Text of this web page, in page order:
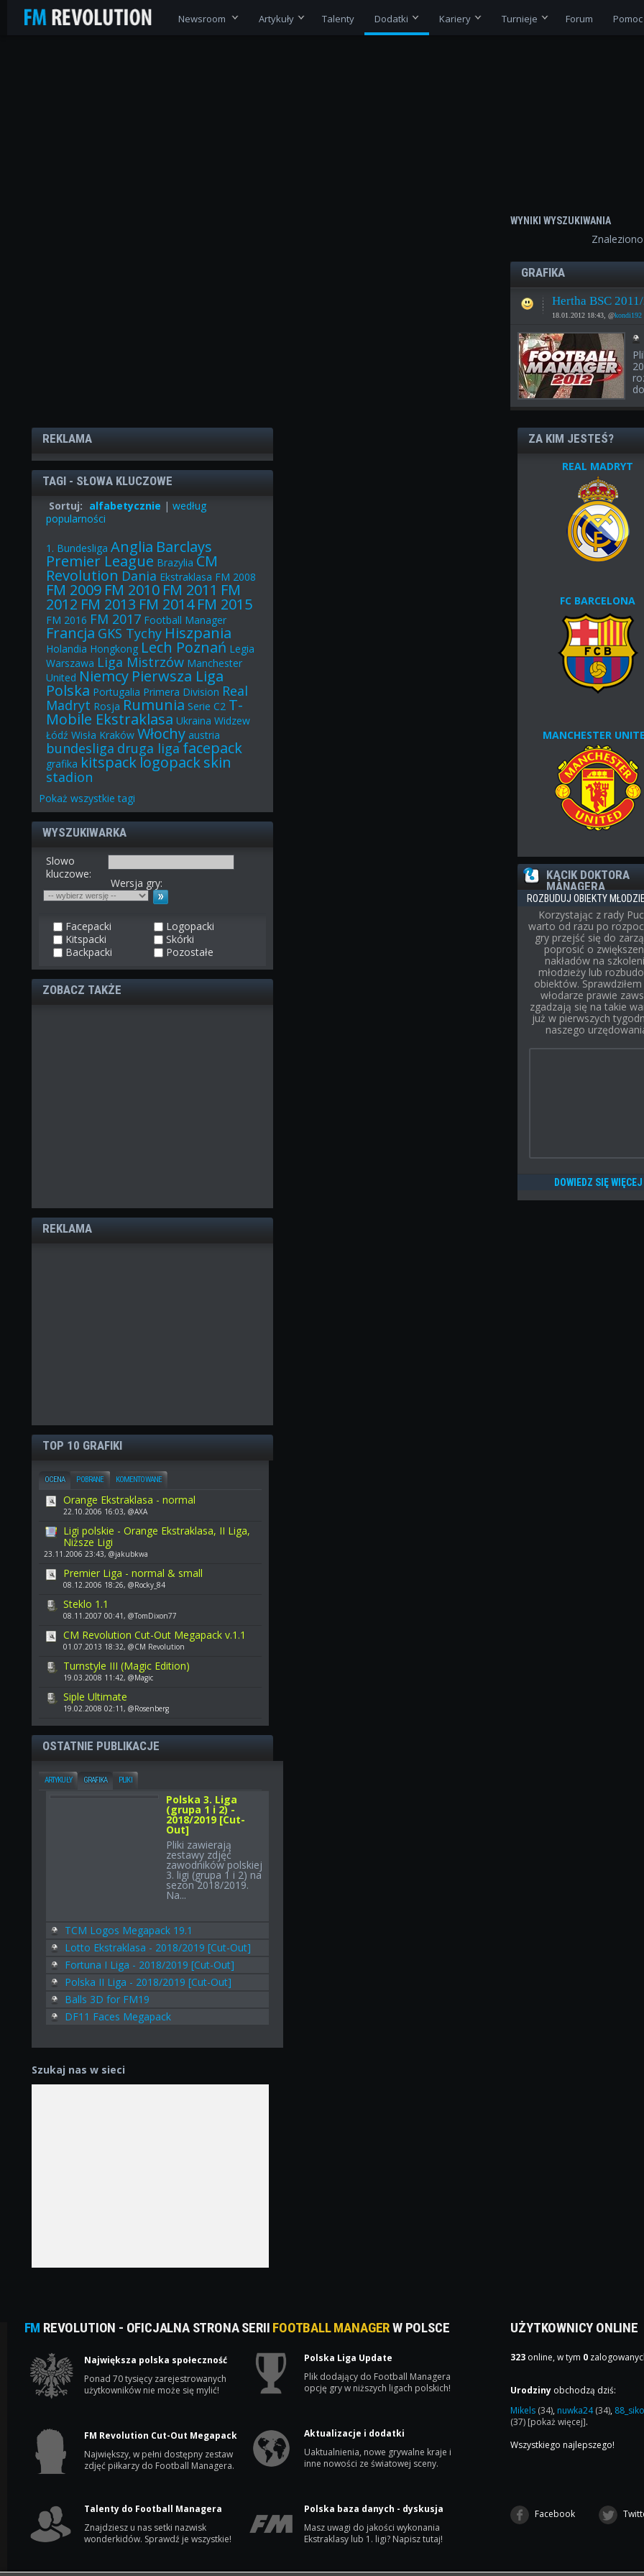
Newsroom Artykuły Talenty Dodatki Kariery Turnieje Forum Pomoc
WYNIKI WYSZUKIWANIA
Znaleziono
GRAFIKA
Hertha BSC
18.01.2012 18:43, @kondi192
REKLAMA
TAGI - SŁOWA KLUCZOWE
Sortuj: alfabetycznie | według
popularności
1. Bundesliga Anglia Barclays
Premier League Brazylia CM
Revolution Dania Ekstraklasa FM 2008
FM 2009 FM 2010 FM 2011 FM
2012 FM 2013 FM 2014 FM 2015
FM 2016 FM 2017 Football Manager
Francja GKS Tychy Hiszpania
Holandia Hongkong Lech Poznań Legia
Warszawa Liga Mistrzów Manchester
United Niemcy Pierwsza Liga
Polska Portugalia Primera Division Real
Madryt Rosja Rumunia Serie C2 T-
Mobile Ekstraklasa Ukraina Widzew
Łódź Wisła Kraków Włochy austria
bundesliga druga liga facepack
grafika kitspacklogopack skin
stadion
Pokaż wszystkie tagi
WYSZUKIWARKA
Slowo
kluczowe:
Wersja gry:
Facepacki
Logopacki
Kitspacki
Skórki
Backpacki
Pozostałe
ZOBACZ TAKŻE
REKLAMA
TOP 10 GRAFIKI
OCENA POBRANE KOMENTOWANE
Orange Ekstraklasa - normal
22.10.2006 16:03, @AXA
Ligi polskie - Orange Ekstraklasa, II Liga,
Niższe Ligi
23.11.2006 23:43, @jakubkwa
Premier Liga - normal & small
08.12.2006 18:26, @Rocky_84
Steklo 1.1
08.11.2007 00:41, @TomDixon77
CM Revolution Cut-Out Megapack v.1.1
01.07.2013 18:32, @CM Revolution
Turnstyle III (Magic Edition)
19.03.2008 11:42, @Magic
Siple Ultimate
19.02.2008 02:11, @Rosenberg
OSTATNIE PUBLIKACJE
ARTYKUŁY GRAFIKA PLIKI
Polska 3. Liga
(grupa 1 i 2) -
2018/2019 [Cut-
Out]
Pliki zawierają
zestawy zdjęć
zawodników polskiej
3. ligi (grupa 1 i 2) na
sezon 2018/2019.
Na...
TCM Logos Megapack 19.1
Lotto Ekstraklasa - 2018/2019 [Cut-Out]
Fortuna I Liga - 2018/2019 [Cut-Out]
Polska II Liga - 2018/2019 [Cut-Out]
Balls 3D for FM19
DF11 Faces Megapack
Szukaj nas w sieci
ZA KIM JESTEŚ?
REAL MADRYT
FC BARCELONA
MANCHESTER
KĄCIK DOKTORA
MANAGERA
ROZBUDUJ OBIEKTY
Korzystając z rady
warto od razu po
gry przejść się do
poprosić o
nakładów na
młodzieży lub
obiektów.
włodarze prawie
zgadzają się na takie
już w pierwszych
naszego
DOWIEDZ SIĘ WIĘCEJ
FM REVOLUTION - OFICJALNA STRONA SERII FOOTBALL MANAGERW POLSCE
Największa polska społeczność
Ponad 70 tysięcy zarejestrowanych
użytkowników nie może się mylić!
Polska Liga Update
Plik dodający do Football Managera
opcję gry w niższych ligach polskich!
FM Revolution Cut-Out Megapack
Największy, w pełni dostępny zestaw
zdjęć piłkarzy do Football Managera.
Aktualizacje i dodatki
Uaktualnienia, nowe grywalne kraje i
inne nowości ze światowej sceny.
Talenty do Football Managera
Znajdziesz u nas setki nazwisk
wonderkidów. Sprawdź je wszystkie!
Polska baza danych - dyskusja
Masz uwagi do jakości wykonania
Ekstraklasy lub 1. ligi? Napisz tutaj!
UŻYTKOWNICY ONLINE
323 online, w tym 0
Urodziny obchodzą dziś:
Mikels (34), nuwka24(34),
(37) [pokaż więcej].
Wszystkiego najlepszego!
Facebook